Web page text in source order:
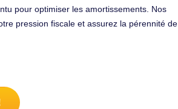
pour optimiser les amortissements. Nos
pression fiscale et assurez la pérennité de